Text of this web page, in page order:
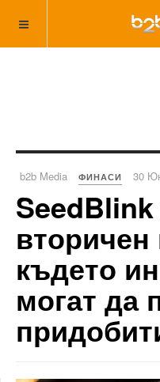
b2b Media ФИНАСИ 30
вторичен
където
могат да